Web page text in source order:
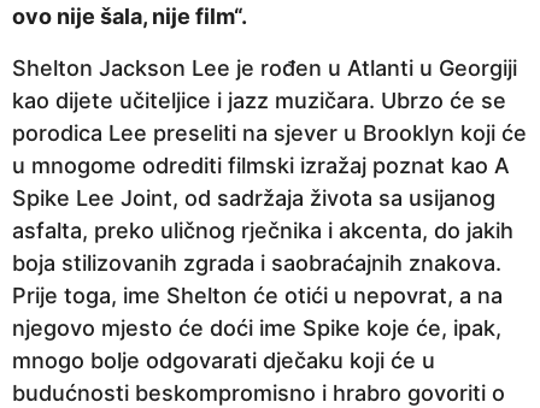
e
ovo nije šala, nije film“.
Shelton Jackson Lee je rođen u Atlanti u Georgiji
kao dijete učiteljice i jazz muzičara. Ubrzo će se
porodica Lee preseliti na sjever u Brooklyn koji će
u mnogome odrediti filmski izražaj poznat kao A
Spike Lee Joint, od sadržaja života sa usijanog
asfalta, preko uličnog rječnika i akcenta, do jakih
boja stilizovanih zgrada i saobraćajnih znakova.
Prije toga, ime Shelton će otići u nepovrat, a na
njegovo mjesto će doći ime Spike koje će, ipak,
mnogo bolje odgovarati dječaku koji će u
budućnosti beskompromisno i hrabro govoriti o